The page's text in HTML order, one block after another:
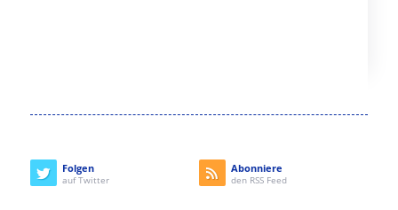
Folgen
auf Twitter
Abonniere
den RSS Feed